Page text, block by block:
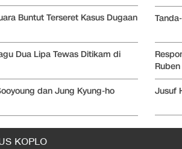
Buntut Terseret Kasus Dugaan
Dua Lipa Tewas Ditikam di
dan Jung Kyung-ho
Jusuf
KOPLO